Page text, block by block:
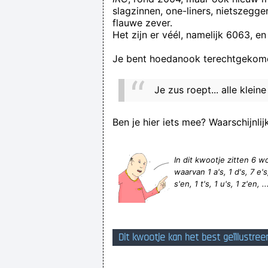
but if you write "octopus" as "oct"
slagzinnen, one-liners,
flauwe zever.
Het zijn er véél, namelijk 6063,
Je bent hoedanook
Je zus roept... alle
Ben je hier iets mee?
In dit kwootje zitten 6
waarvan 1 a's, 1 d's, 7
s'en, 1 t's, 1 u's, 1 z'en,
Dit kwootje kan het best